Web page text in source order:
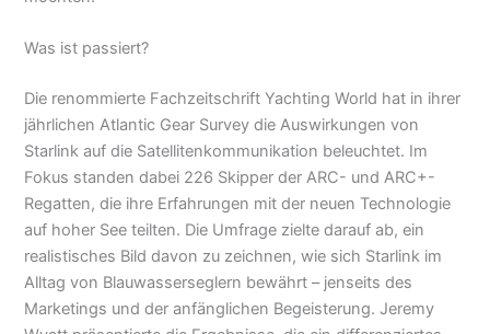
Was ist passiert?
Die renommierte Fachzeitschrift Yachting World hat in ihrer
jährlichen Atlantic Gear Survey die Auswirkungen von
Starlink auf die Satellitenkommunikation beleuchtet. Im
Fokus standen dabei 226 Skipper der ARC- und ARC+-
Regatten, die ihre Erfahrungen mit der neuen Technologie
auf hoher See teilten. Die Umfrage zielte darauf ab, ein
realistisches Bild davon zu zeichnen, wie sich Starlink im
Alltag von Blauwasserseglern bewährt – jenseits des
Marketings und der anfänglichen Begeisterung. Jeremy